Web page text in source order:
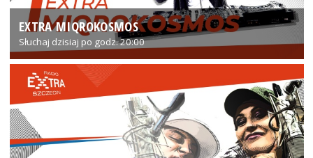
EXTRA MIQROKOSMOS
Słuchaj dzisiaj po godz. 20:00